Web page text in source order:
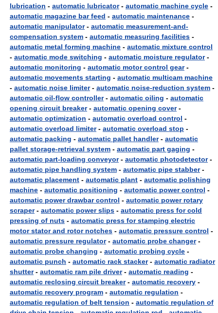
lubrication - automatic lubricator- automatic machine cycle -
automatic magazine bar feed - automatic maintenance -
automatic manipulator- automatic measurement-and-
compensation system - automatic measuring facilities -
automatic metal forming machine - automatic mixture control
- automatic mode switching - automatic moisture regulator-
automatic monitoring - automatic motor control gear-
automatic movements starting - automatic multicam machine
- automatic noise limiter- automatic noise-reduction system -
automatic oil-flow controller- automatic oiling - automatic
opening circuit breaker- automatic opening cover-
automatic optimization - automatic overload control -
automatic overload limiter- automatic overload stop -
automatic packing - automatic pallet handler- automatic
pallet storage-retrieval system - automatic part gaging -
automatic part-loading conveyor- automatic photodetector-
automatic pipe handling system - automatic pipe stabber-
automatic placement - automatic plant - automatic polishing
machine - automatic positioning - automatic power control -
automatic power drawbar control - automatic power rotary
scraper- automatic power slips - automatic press for cold
pressing of nuts - automatic press for stamping electric
motor stator and rotor notches - automatic pressure control -
automatic pressure regulator- automatic probe changer-
automatic probe changing - automatic probing cycle -
automatic punch - automatic rack stacker- automatic radiator
shutter- automatic ram pile driver- automatic reading -
automatic reclosing circuit breaker- automatic recovery -
automatic recovery program - automatic regulation -
automatic regulation of belt tension - automatic regulation of